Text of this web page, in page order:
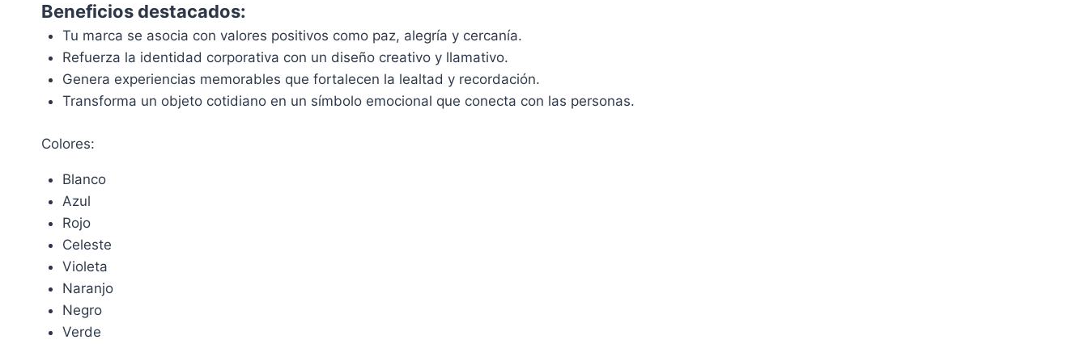
Beneficios destacados:
Tu marca se asocia con valores positivos como paz, alegría y cercanía.
Refuerza la identidad corporativa con un diseño creativo y llamativo.
Genera experiencias memorables que fortalecen la lealtad y recordación.
Transforma un objeto cotidiano en un símbolo emocional que conecta con las personas.
Colores:
Blanco
Azul
Rojo
Celeste
Violeta
Naranjo
Negro
Verde